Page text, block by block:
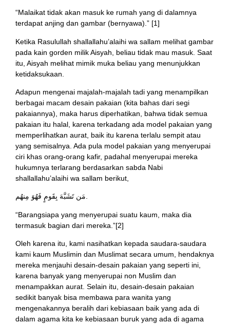
“Malaikat tidak akan masuk ke rumah yang di dalamnya
terdapat anjing dan gambar (bernyawa).” [1]
Ketika Rasulullah shallallahu’alaihi wa sallam melihat gambar
pada kain gorden milik Aisyah, beliau tidak mau masuk. Saat
itu, Aisyah melihat mimik muka beliau yang menunjukkan
ketidaksukaan.
Adapun mengenai majalah-majalah tadi yang menampilkan
berbagai macam desain pakaian (kita bahas dari segi
pakaiannya), maka harus diperhatikan, bahwa tidak semua
pakaian itu halal, karena terkadang ada model pakaian yang
memperlihatkan aurat, baik itu karena terlalu sempit atau
yang semisalnya. Ada pula model pakaian yang menyerupai
ciri khas orang-orang kafir, padahal menyerupai mereka
hukumnya terlarang berdasarkan sabda Nabi
shallallahu’alaihi wa sallam berikut,
مَن تَشَبَّهَ بِقَومٍ فَهُوَ مِنهُم.
“Barangsiapa yang menyerupai suatu kaum, maka dia
termasuk bagian dari mereka.”[2]
Oleh karena itu, kami nasihatkan kepada saudara-saudara
kami kaum Muslimin dan Muslimat secara umum, hendaknya
mereka menjauhi desain-desain pakaian yang seperti ini,
karena banyak yang menyerupai non Muslim dan
menampakkan aurat. Selain itu, desain-desain pakaian
sedikit banyak bisa membawa para wanita yang
mengenakannya beralih dari kebiasaan baik yang ada di
dalam agama kita ke kebiasaan buruk yang ada di agama